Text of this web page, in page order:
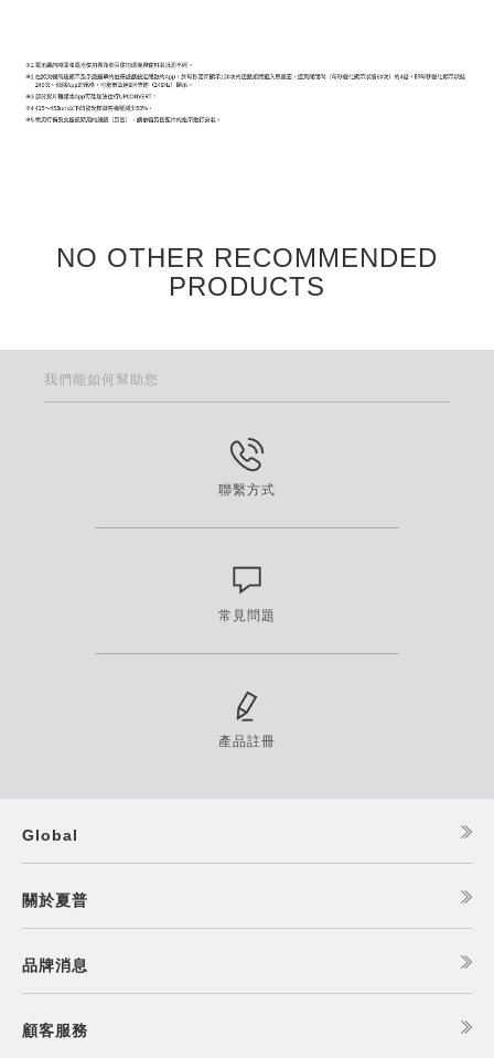
NO OTHER RECOMMENDED
PRODUCTS
我們能如何幫助您
聯繫方式
常見問題
產品註冊
Global
關於夏普
品牌消息
顧客服務